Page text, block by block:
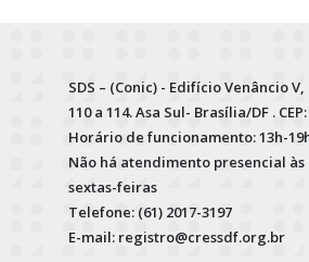
SDS – (Conic) - Edifício Venâncio V,
110 a 114. Asa Sul- Brasília/DF .
Horário de funcionamento: 13h-
Não há atendimento presencial às
sextas-feiras
Telefone: (61) 2017-3197
E-mail: registro@cressdf.org.br